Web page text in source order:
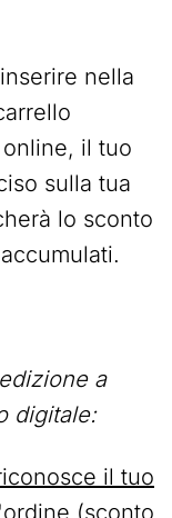
nella
il tuo
sulla tua
lo sconto
a
digitale:
il tuo
(sconto